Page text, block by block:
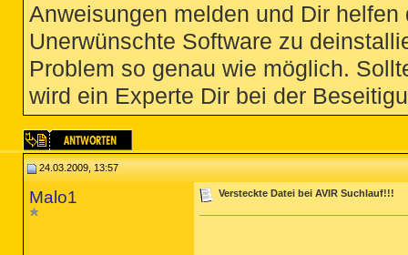
Anweisungen melden und Dir
Unerwünschte Software zu
Problem so genau wie möglich.
wird ein Experte Dir bei der
24.03.2009, 13:57
Malo1 Versteckte Datei bei AVIR Suchlauf!!!